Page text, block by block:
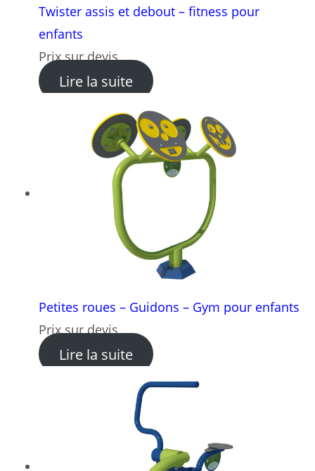
Twister assis et debout – fitness pour
enfants
Prix sur devis
Lire la suite: Twister assis et debout –
Petites roues – Guidons – Gym pour enfants
Prix sur devis
Lire la suite: Petites roues – Guidons –